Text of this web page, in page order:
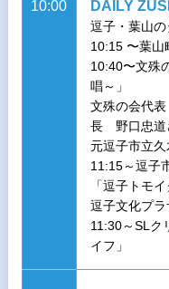
10:00 DAILY
逗子・葉山の
10:15 〜葉山
10:40〜文殊
唱～」
文殊の会代
長 野口忠道
元逗子市立
11:15～逗子
「逗子トモ
逗子文化プ
11:30～SLク
イフ」